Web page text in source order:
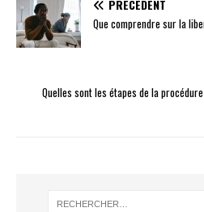
PRÉCÉDENT
Que comprendre sur la
Quelles sont les étapes de la